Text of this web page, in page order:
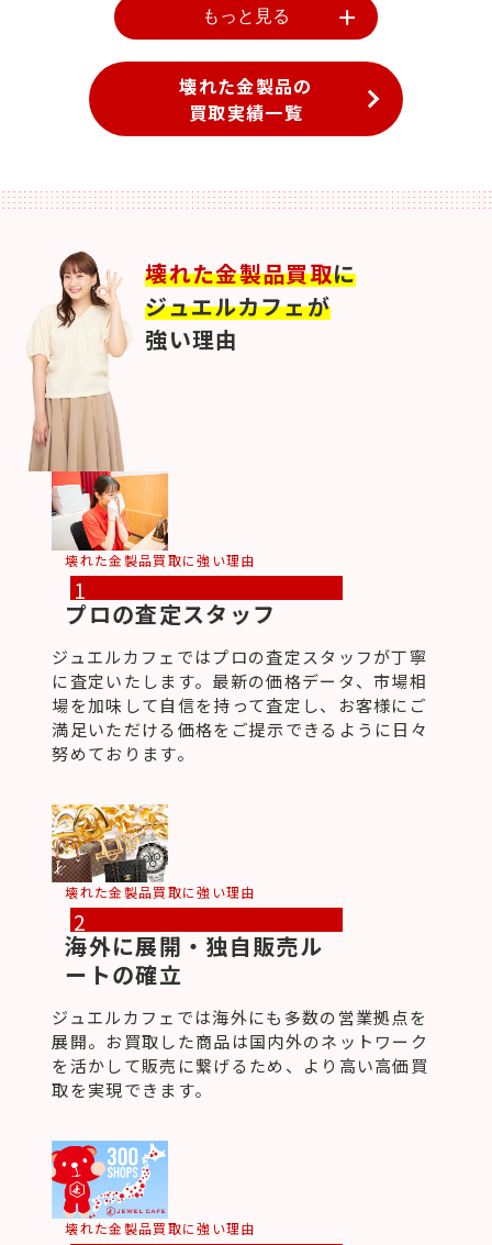
もっと見る
壊れた金製品の
買取実績一覧
壊れた金製品買取に
ジュエルカフェが
強い理由
壊れた金製品買取に強い理由
1
プロの査定スタッフ
ジュエルカフェではプロの査定スタッフが丁寧
に査定いたします。最新の価格データ、市場相
場を加味して自信を持って査定し、お客様にご
満足いただける価格をご提示できるように日々
努めております。
壊れた金製品買取に強い理由
2
海外に展開・独自販売ル
ートの確立
ジュエルカフェでは海外にも多数の営業拠点を
展開。お買取した商品は国内外のネットワーク
を活かして販売に繋げるため、より高い高価買
取を実現できます。
壊れた金製品買取に強い理由